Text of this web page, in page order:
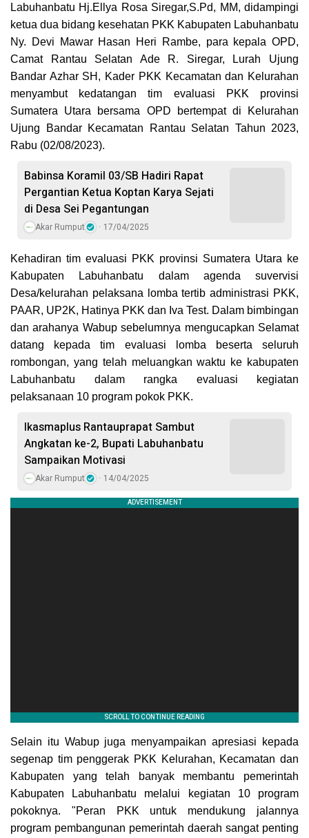
Labuhanbatu Hj.Ellya Rosa Siregar,S.Pd, MM, didampingi
ketua dua bidang kesehatan PKK Kabupaten Labuhanbatu
Ny. Devi Mawar Hasan Heri Rambe, para kepala OPD,
Camat Rantau Selatan Ade R. Siregar, Lurah Ujung
Bandar Azhar SH, Kader PKK Kecamatan dan Kelurahan
menyambut kedatangan tim evaluasi PKK provinsi
Sumatera Utara bersama OPD bertempat di Kelurahan
Ujung Bandar Kecamatan Rantau Selatan Tahun 2023,
Rabu (02/08/2023).
Babinsa Koramil 03/SB Hadiri Rapat
Pergantian Ketua Koptan Karya Sejati
di Desa Sei Pegantungan
Akar Rumput 17/04/2025
Kehadiran tim evaluasi PKK provinsi Sumatera Utara ke
Kabupaten Labuhanbatu dalam agenda suvervisi
Desa/kelurahan pelaksana lomba tertib administrasi PKK,
PAAR, UP2K, Hatinya PKK dan Iva Test. Dalam bimbingan
dan arahanya Wabup sebelumnya mengucapkan Selamat
datang kepada tim evaluasi lomba beserta seluruh
rombongan, yang telah meluangkan waktu ke kabupaten
Labuhanbatu dalam rangka evaluasi kegiatan
pelaksanaan 10 program pokok PKK.
Ikasmaplus Rantauprapat Sambut
Angkatan ke-2, Bupati Labuhanbatu
Sampaikan Motivasi
Akar Rumput 14/04/2025
Selain itu Wabup juga menyampaikan apresiasi kepada
segenap tim penggerak PKK Kelurahan, Kecamatan dan
Kabupaten yang telah banyak membantu pemerintah
Kabupaten Labuhanbatu melalui kegiatan 10 program
pokoknya. "Peran PKK untuk mendukung jalannya
program pembangunan pemerintah daerah sangat penting